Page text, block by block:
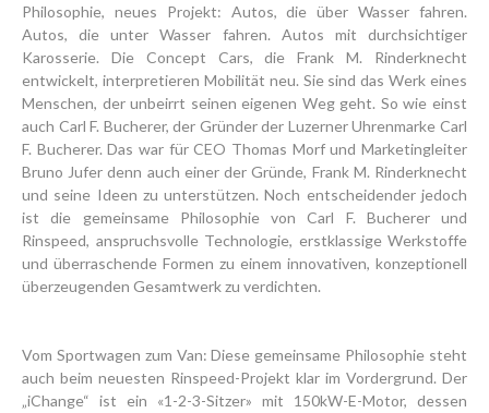
Philosophie, neues Projekt: Autos, die über Wasser fahren.
Autos, die unter Wasser fahren. Autos mit durchsichtiger
Karosserie. Die Concept Cars, die Frank M. Rinderknecht
entwickelt, interpretieren Mobilität neu. Sie sind das Werk eines
Menschen, der unbeirrt seinen eigenen Weg geht. So wie einst
auch Carl F. Bucherer, der Gründer der Luzerner Uhrenmarke Carl
F. Bucherer. Das war für CEO Thomas Morf und Marketingleiter
Bruno Jufer denn auch einer der Gründe, Frank M. Rinderknecht
und seine Ideen zu unterstützen. Noch entscheidender jedoch
ist die gemeinsame Philosophie von Carl F. Bucherer und
Rinspeed, anspruchsvolle Technologie, erstklassige Werkstoffe
und überraschende Formen zu einem innovativen, konzeptionell
überzeugenden Gesamtwerk zu verdichten.
Vom Sportwagen zum Van: Diese gemeinsame Philosophie steht
auch beim neuesten Rinspeed-Projekt klar im Vordergrund. Der
„iChange“ ist ein «1-2-3-Sitzer» mit 150kW-E-Motor, dessen